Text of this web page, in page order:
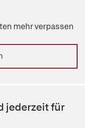
mehr verpassen
jederzeit für